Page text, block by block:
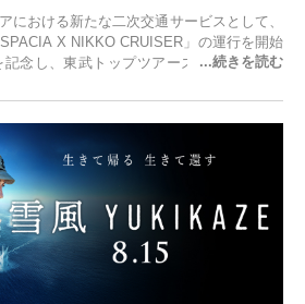
における新たな二次交通サービスとして、
X NIKKO CRUISER」の運行を開始
念し、東武トップツアーズ株式会社では
いたします。